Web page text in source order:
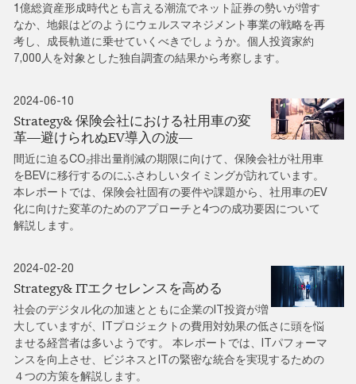
1億総資産形成時代とも言える潮流でネット証券の勢いが増す
なか、地銀はどのようにウェルスマネジメント事業の戦略を再
考し、成長軌道に乗せていくべきでしょうか。個人投資家約
7,000人を対象とした独自調査の結果から考察します。
2024-06-10
Strategy& 保険会社における社用車の変
革―避けられぬEV導入の波―
間近に迫るCO₂排出量削減の期限に向けて、保険会社が社用車
をBEVに移行するのにふさわしいタイミングが訪れています。
本レポートでは、保険会社固有の要件や課題から、社用車のEV
化に向けた変革のためのアプローチと4つの成功要因について
解説します。
2024-02-20
Strategy& ITエクセレンスを高める
社会のデジタル化の加速とともに企業のIT投資が増
大していますが、ITプロジェクトの費用対効果の低さに頭を悩
ませる経営者は多いようです。 本レポートでは、ITパフォーマ
ンスを向上させ、ビジネスとITの緊密な統合を実現するための
４つの方策を解説します。